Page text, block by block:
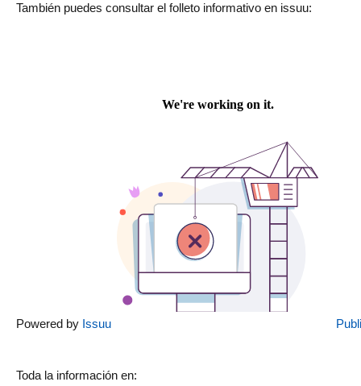
También puedes consultar el folleto informativo en issuu:
Powered by Issuu
Toda la información en: